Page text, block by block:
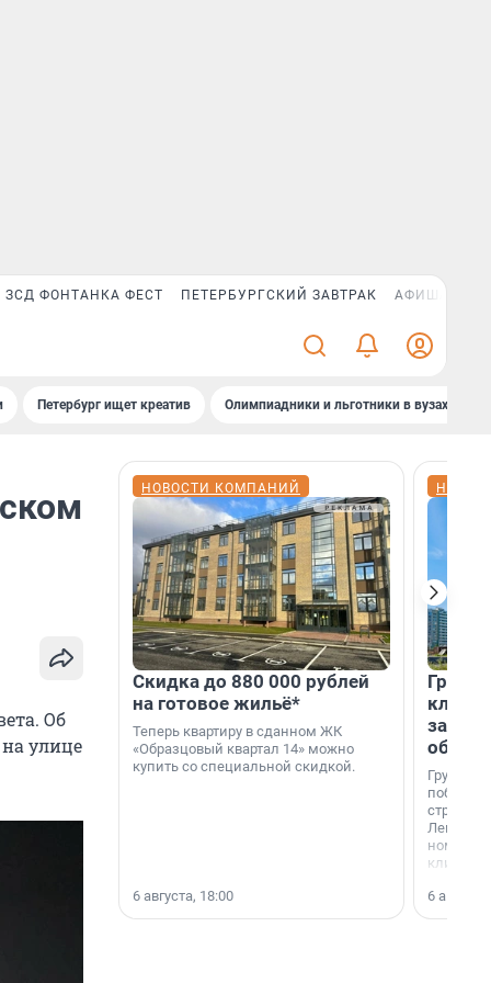
ЗСД ФОНТАНКА ФЕСТ ПЕТЕРБУРГСКИЙ ЗАВТРАК АФИША PLUS
Петербург ищет креатив Олимпиадники и льготники в вузах СПб
Об
улице
НОВОСТИ КОМПАНИЙ
Скидка до 880 000 рублей
на готовое жильё*
Теперь квартиру в сданном ЖК
«Образцовый квартал 14» можно
купить со специальной скидкой.
6 августа, 18:00
Группа
области».
6